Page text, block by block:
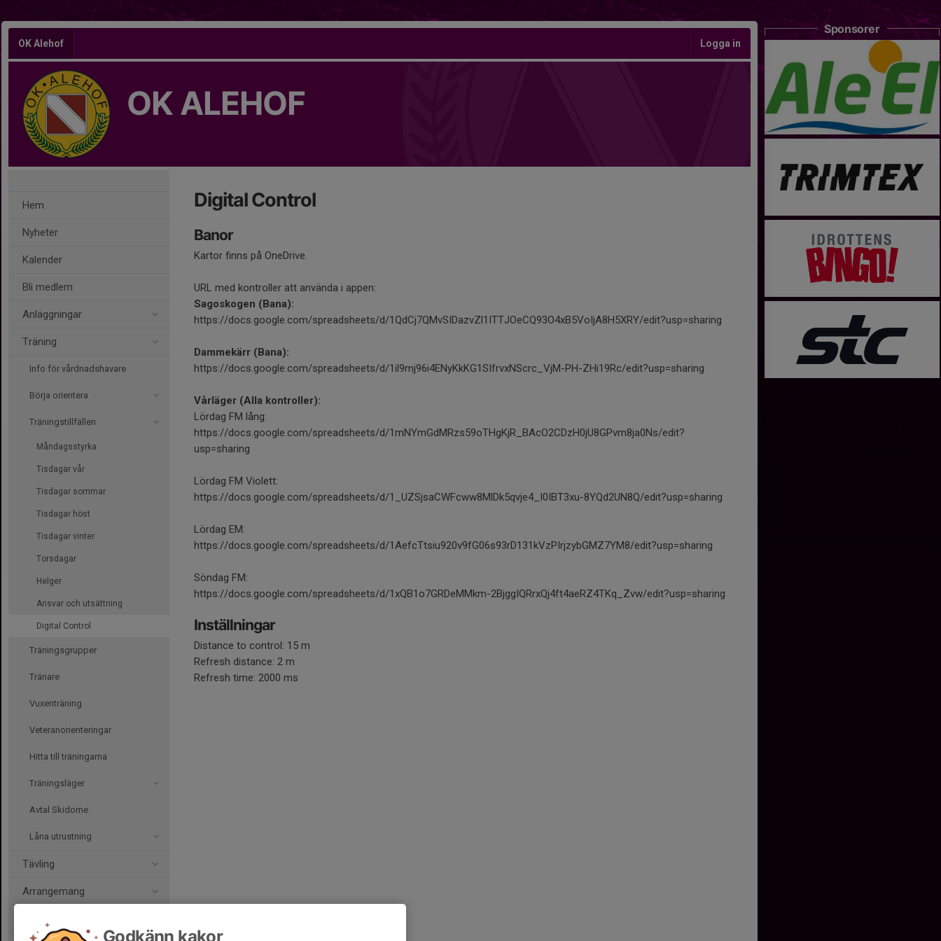
OK Alehof Logga in
OK ALEHOF
Hem
Nyheter
Kalender
Bli medlem
Anläggningar
Träning
Info för vårdnadshavare
Börja orientera
Träningstillfällen
Måndagsstyrka
Tisdagar vår
Tisdagar sommar
Tisdagar höst
Tisdagar vinter
Torsdagar
Helger
Ansvar och utsättning
Digital Control
Träningsgrupper
Tränare
Vuxenträning
Veteranorienteringar
Hitta till träningarna
Träningsläger
Avtal Skidome
Låna utrustning
Tävling
Arrangemang
Digital Control
Banor
Kartor finns på OneDrive.
URL med kontroller att använda i appen:
Sagoskogen (Bana):
https://docs.google.com/spreadsheets/d/1QdCj7QMvSIDazvZl1ITTJOeCQ93O4xB5VoIjA8H5XRY/edit?usp=sharing
Dammekärr (Bana):
https://docs.google.com/spreadsheets/d/1il9mj96i4ENyKkKG1SIfrvxNScrc_VjM-PH-ZHi19Rc/edit?usp=sharing
Vårläger (Alla kontroller):
Lördag FM lång:
https://docs.google.com/spreadsheets/d/1mNYmGdMRzs59oTHgKjR_BAcO2CDzH0jU8GPvm8ja0Ns/edit?
usp=sharing
Lördag FM Violett:
https://docs.google.com/spreadsheets/d/1_UZSjsaCWFcww8MlDk5qvje4_I0IBT3xu-8YQd2UN8Q/edit?usp=sharing
Lördag EM:
https://docs.google.com/spreadsheets/d/1AefcTtsiu920v9fG06s93rD131kVzPIrjzybGMZ7YM8/edit?usp=sharing
Söndag FM:
https://docs.google.com/spreadsheets/d/1xQB1o7GRDeMMkm-2BjggIQRrxQj4ft4aeRZ4TKq_Zvw/edit?usp=sharing
Inställningar
Distance to control: 15 m
Refresh distance: 2 m
Refresh time: 2000 ms
Sponsorer
Godkänn kakor